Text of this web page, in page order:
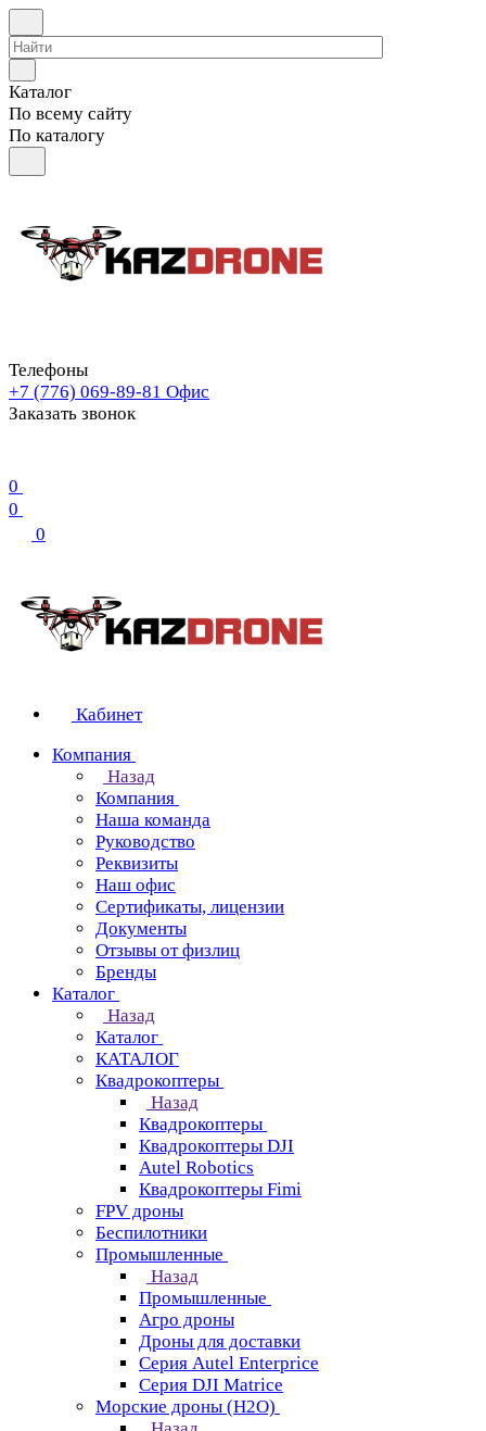
Каталог
По всему сайту
По каталогу
Телефоны
+7 (776) 069-89-81 Офис
Заказать звонок
0
0
0
Кабинет
Компания
Назад
Компания
Наша команда
Руководство
Реквизиты
Наш офис
Сертификаты, лицензии
Документы
Отзывы от физлиц
Бренды
Каталог
Назад
Каталог
КАТАЛОГ
Квадрокоптеры
Назад
Квадрокоптеры
Квадрокоптеры DJI
Autel Robotics
Квадрокоптеры Fimi
FPV дроны
Беспилотники
Промышленные
Назад
Промышленные
Агро дроны
Дроны для доставки
Серия Autel Enterprice
Серия DJI Matrice
Морские дроны (H2O)